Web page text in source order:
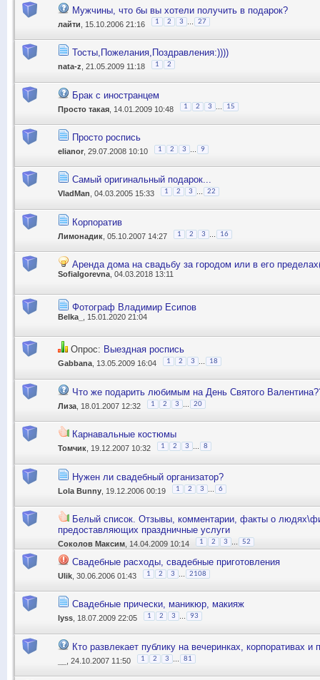
Мужчины, что бы вы хотели получить в подарок?
лайти , 15.10.2006 21:16 1 2 3 27
Тосты,Пожелания,Поздравления:))))
nata-z , 21.05.2009 11:18 1 2
Брак с иностранцем
Прocто такая , 14.01.2009 10:48 1 2 3 15
Просто роспись
elianor , 29.07.2008 10:10 1 2 3 9
Самый оригинальный подарок...
VladMan , 04.03.2005 15:33 1 2 3 22
Корпоратив
Лимонадик , 05.10.2007 14:27 1 2 3 16
Аренда дома на свадьбу за городом или в его
SofiaIgorevna, 04.03.2018 13:11
Фотограф Владимир Есипов
Belka_ , 15.01.2020 21:04
Опрос: Выездная роспись
Gabbana , 13.05.2009 16:04 1 2 3 18
Что же подарить любимым на День Святого
Лиза , 18.01.2007 12:32 1 2 3 20
Карнавальные костюмы
Томчик , 19.12.2007 10:32 1 2 3 8
Нужен ли свадебный организатор?
Lola Bunny , 19.12.2006 00:19 1 2 3 6
Белый список. Отзывы, комментарии, факты о
предоставляющих праздничные услуги
Соколов Максим , 14.04.2009 10:14 1 2 3 52
Свадебные расходы, свадебные приготовления
Ulik , 30.06.2006 01:43 1 2 3 2108
Свадебные прически, маникюр, макияж
lyss , 18.07.2009 22:05 1 2 3 93
Кто развлекает публику на вечеринках, корпоративах и
, 24.10.2007 11:50 1 2 3 81